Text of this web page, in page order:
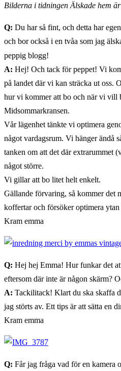
Bilderna i tidningen Älskade hem
Q: Du har så fint, och detta har
och bor också i en tvåa som jag
peppig blogg!
A: Hej! Och tack för peppet! Vi
på landet där vi kan sträcka ut oss.
hur vi kommer att bo och när vi vill
Midsommarkransen.
Vår lägenhet tänkte vi optimera
något vardagsrum. Vi hänger ändå
tanken om att det där extrarummet
något större.
Vi gillar att bo litet helt enkelt.
Gällande förvaring, så kommer det
koffertar och försöker optimera ytan
Kram emma
Q: Hej hej Emma! Hur funkar det
eftersom där inte är någon skärm?
A: Tackilitack! Klart du ska skaffa
jag störts av. Ett tips är att sätta en
Kram emma
Q: Får jag fråga vad för en kamera